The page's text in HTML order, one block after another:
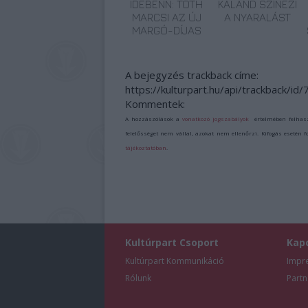
IDEBENN: TÓTH
MARCSI AZ ÚJ
MARGÓ-DÍJAS
KALAND SZÍNEZI
A NYARALÁST
A bejegyzés trackback címe:
https://kulturpart.hu/api/trackback/id/
Kommentek:
A hozzászólások avonatkozó jogszabályok értelmében
felelősséget nem vállal, azokat nem ellenőrzi. Kifogás esetén
tájékoztatóban
Kultúrpart Csoport
Kultúrpart Kommunikáció
Rólunk